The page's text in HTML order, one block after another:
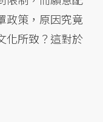
政策，原因究竟
化所致？這對於